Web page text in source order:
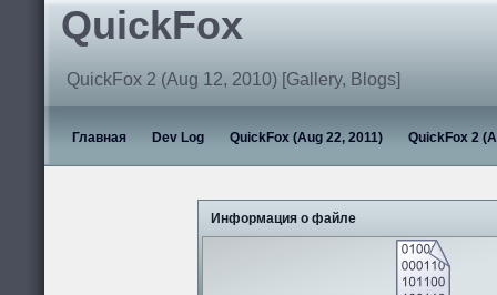
QuickFox
QuickFox 2 (Aug 12, 2010) [Gallery, Blogs]
Главная Dev Log QuickFox (Aug 22, 2011) QuickFox 2
Информация о файле